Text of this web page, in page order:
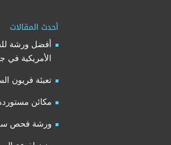
أحدث المقالات
أفضل ورشة
الأمريكية في
تعبئة فريون
مكائن
ورشة فحص